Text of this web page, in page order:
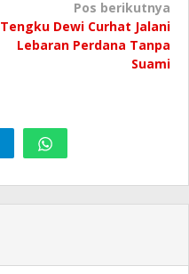
Pos berikutnya
Tengku Dewi Curhat Jalani
Lebaran Perdana Tanpa
Suami